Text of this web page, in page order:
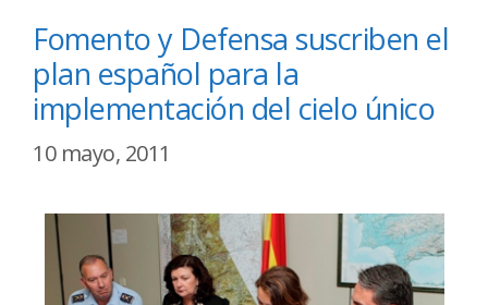
Fomento y Defensa suscriben el
plan español para la
implementación del cielo único
10 mayo, 2011